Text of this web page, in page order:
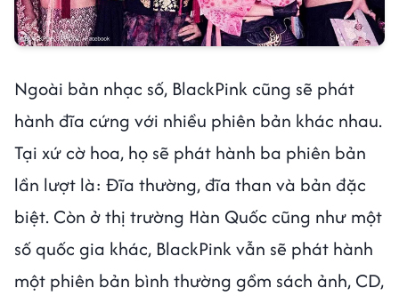
Ngoài bản nhạc số, BlackPink cũng sẽ phát
hành đĩa cứng với nhiều phiên bản khác nhau.
Tại xứ cờ hoa, họ sẽ phát hành ba phiên bản
lần lượt là: Đĩa thường, đĩa than và bản đặc
biệt. Còn ở thị trường Hàn Quốc cũng như một
số quốc gia khác, BlackPink vẫn sẽ phát hành
một phiên bản bình thường gồm sách ảnh, CD,